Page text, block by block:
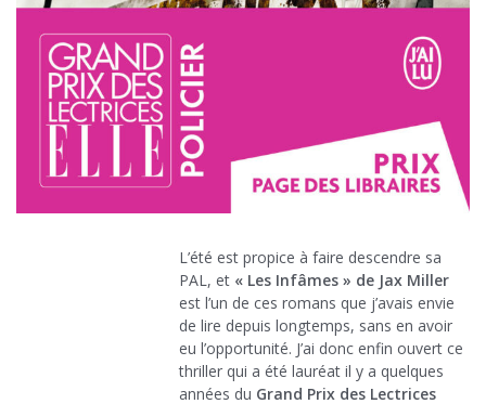
L’été est propice à faire descendre sa
PAL, et « Les Infâmes » de Jax Miller
est l’un de ces romans que j’avais envie
de lire depuis longtemps, sans en avoir
eu l’opportunité. J’ai donc enfin ouvert ce
thriller qui a été lauréat il y a quelques
années du Grand Prix des Lectrices